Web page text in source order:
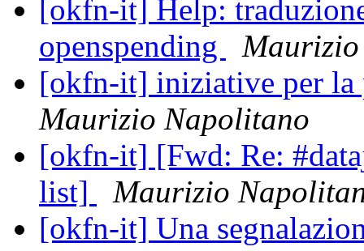
[okfn-it] Help:
openspending
[okfn-it] iniziative per la
Maurizio Napolitano
[okfn-it] [Fwd: Re:
list]
Maurizio
[okfn-it] Una